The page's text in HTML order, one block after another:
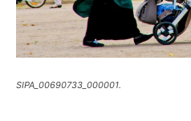
SIPA_00690733_000001.